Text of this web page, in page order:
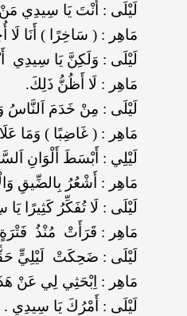
لَيْلَى : أَنْتَ يَا سِيدِي مَنْ
مَاهِر : ( سَاخِرًا ) أَنَا
لَيْلَى : وَلَكِنَّ يَا
مَاهِر : لَا أَظُنُّ ذَلِكَ.
لَيْلَى : مِنْ خَدَمَ اَلنَّاسُ
مَاهِر : ( غَاضِبًا ) وَمَا
لَيْلِي : أَبْسَطَ أَلْوَانِ
مَاهِر : أَشْعُرُ بِالضِّيقِ
لَيْلَى : لَا تُفَكِّرُ كَثِيرًا
مَاهِر : قَرَأَتْ مُنْذُ
لَيْلَى : ضَحِكَتْ لَيْلِيٍّ
مَاهِر : اِبْحَثِي لِي عَنْ
لَيْلَى : أَمْرُكَ يَا سِيدِي